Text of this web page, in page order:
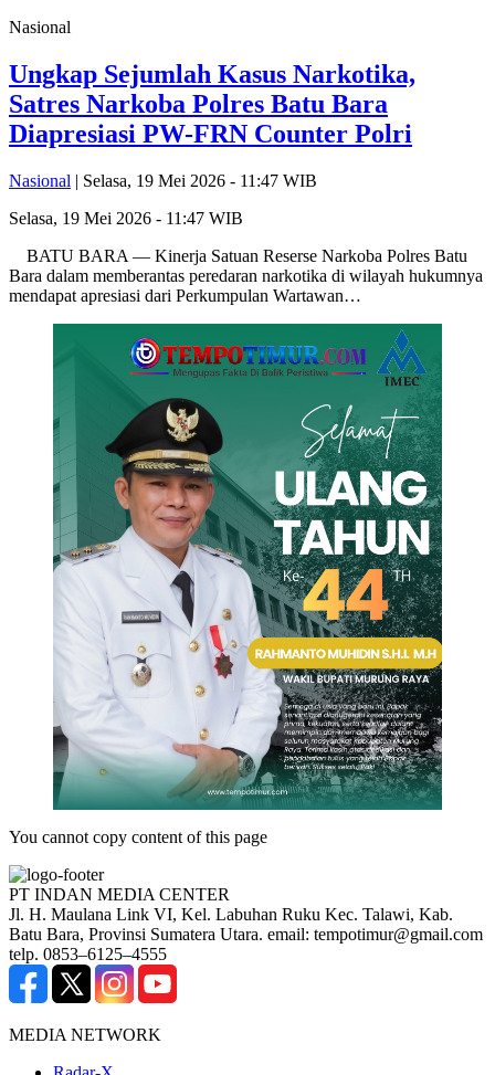
Nasional
Ungkap Sejumlah Kasus Narkotika,
Satres Narkoba Polres Batu Bara
Diapresiasi PW-FRN Counter Polri
Nasional | Selasa, 19 Mei 2026 - 11:47 WIB
Selasa, 19 Mei 2026 - 11:47 WIB
BATU BARA — Kinerja Satuan Reserse Narkoba Polres Batu
Bara dalam memberantas peredaran narkotika di wilayah hukumnya
mendapat apresiasi dari Perkumpulan Wartawan…
You cannot copy content of this page
PT INDAN MEDIA CENTER
Jl. H. Maulana Link VI, Kel. Labuhan Ruku Kec. Talawi, Kab.
Batu Bara, Provinsi Sumatera Utara. email: tempotimur@gmail.com
telp. 0853–6125–4555
MEDIA NETWORK